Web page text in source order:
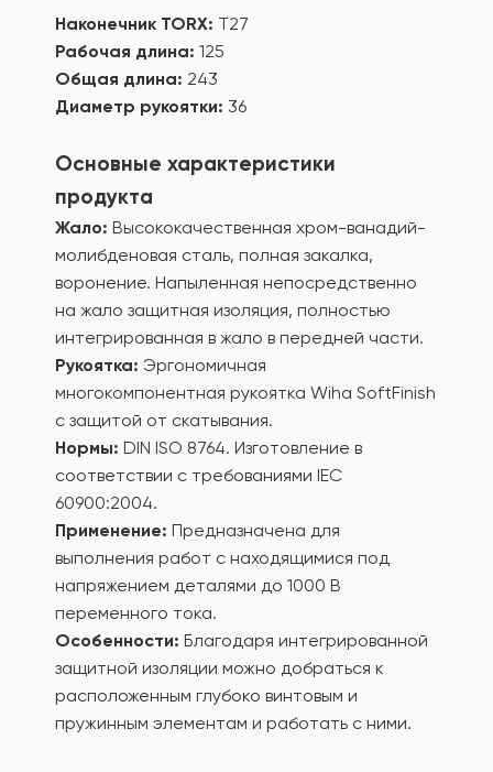
Наконечник TORX: T27
Рабочая длина: 125
Общая длина: 243
Диаметр рукоятки: 36
Основные характеристики
продукта
Жало: Высококачественная хром-ванадий-
молибденовая сталь, полная закалка,
воронение. Напыленная непосредственно
на жало защитная изоляция, полностью
интегрированная в жало в передней части.
Рукоятка: Эргономичная
многокомпонентная рукоятка Wiha SoftFinish
с защитой от скатывания.
Нормы: DIN ISO 8764. Изготовление в
соответствии с требованиями IEC
60900:2004.
Применение: Предназначена для
выполнения работ с находящимися под
напряжением деталями до 1000 В
переменного тока.
Особенности: Благодаря интегрированной
защитной изоляции можно добраться к
расположенным глубоко винтовым и
пружинным элементам и работать с ними.